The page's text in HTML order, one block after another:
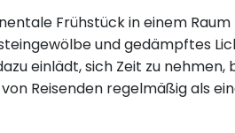
Frühstück in einem
und gedämpftes
einlädt, sich Zeit zu
Reisenden regelmäßig als